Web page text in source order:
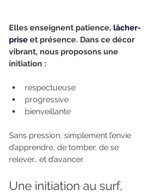
Elles enseignent patience, lâcher-
prise et présence. Dans ce décor
vibrant, nous proposons une
initiation :
respectueuse
progressive
bienveillante
Sans pression, simplement l’envie
d’apprendre, de tomber, de se
relever… et d’avancer.
Une initiation au surf,